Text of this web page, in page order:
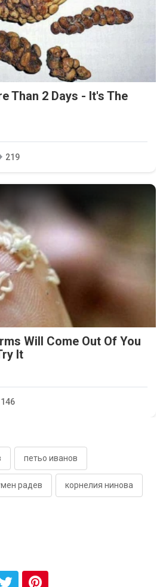
Than 2 Days - It's The
219
Will Come Out Of You
It
146
петьо иванов
радев корнелия нинова